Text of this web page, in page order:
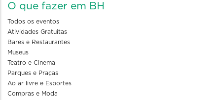
O que fazer em BH
Todos os eventos
Atividades Gratuitas
Bares e Restaurantes
Museus
Teatro e Cinema
Parques e Praças
Ao ar livre e Esportes
Compras e Moda